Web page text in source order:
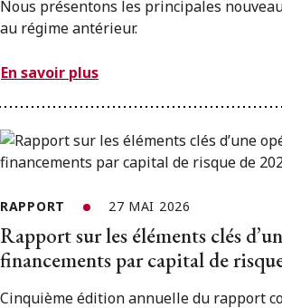
Nous présentons les principales
au régime antérieur.
En savoir plus
RAPPORT 27 MAI 2026
Rapport sur les éléments clés
financements par capital de
Cinquième édition annuelle du rapport